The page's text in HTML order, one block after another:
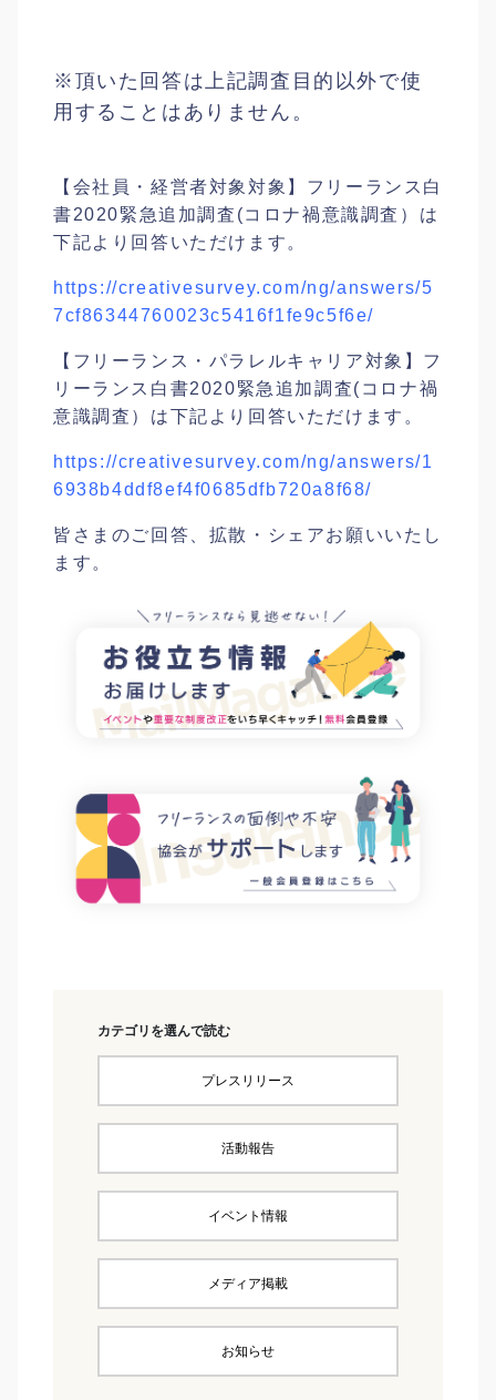
※頂いた回答は上記調査目的以外で使
用することはありません。
【会社員・経営者対象対象】フリーランス白
書2020緊急追加調査(コロナ禍意識調査）は
下記より回答いただけます。
https://creativesurvey.com/ng/answers/5
7cf86344760023c5416f1fe9c5f6e/
【フリーランス・パラレルキャリア対象】フ
リーランス白書2020緊急追加調査(コロナ禍
意識調査）は下記より回答いただけます。
https://creativesurvey.com/ng/answers/1
6938b4ddf8ef4f0685dfb720a8f68/
皆さまのご回答、拡散・シェアお願いいたし
ます。
カテゴリを選んで読む
プレスリリース
活動報告
イベント情報
メディア掲載
お知らせ